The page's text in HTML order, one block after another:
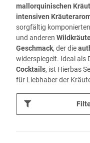
mallorquinischen
intensiven
sorgfältig
und anderen
Geschmack, der die
widerspiegelt. Ideal als
Cocktails, ist Hierbas
für Liebhaber der